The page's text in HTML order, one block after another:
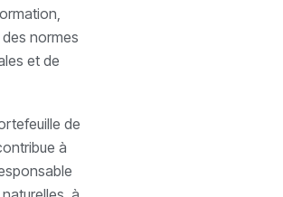
normes
et de
de
à